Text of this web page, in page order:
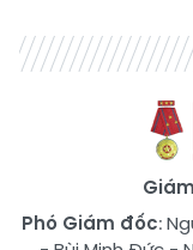
Phó Giám đốc: